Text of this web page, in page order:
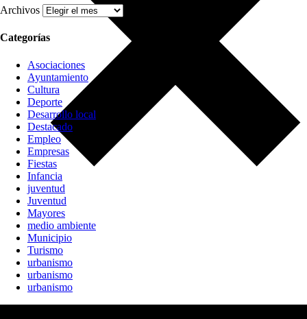
Archivos
Categorías
Asociaciones
Ayuntamiento
Cultura
Deporte
Desarrollo local
Destacado
Empleo
Empresas
Fiestas
Infancia
juventud
Juventud
Mayores
medio ambiente
Municipio
Turismo
urbanismo
urbanismo
urbanismo